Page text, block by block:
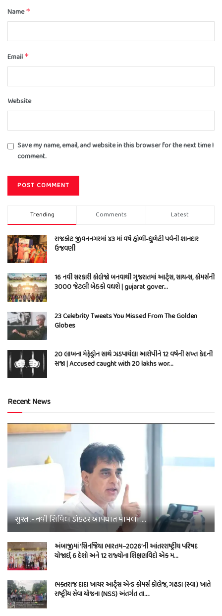
Name*
Email *
Website
Save my name, email, and website in this browser for the next time I
comment.
Trending Comments Latest
રાજકોટ જીવનનગરમાં ૪૩ માં વર્ષે હોળી-ધુળેટી પર્વની શાનદાર
ઉજવણી
16 નવી સરકારી કોલેજો બનવાથી ગુજરાતમાં આર્ટ્સ, સાયન્સ, કોમર્સની
3000 જેટલી બેઠકો વધશે | gujarat gover…
23 Celebrity Tweets You Missed From The Golden
Globes
20 લાખના મેફેડ્રોન સાથે ઝડપાયેલા આરોપીને 12 વર્ષની સખ્ત કેદની
સજા | Accused caught with 20 lakhs wor…
Recent News
સુરત :- નવી સિવિલ ડોક્ટર આપઘાત મામલો ….
અંબાજીમાં ‘સિનર્જિયા ભારતમ–2026’ની આંતરરાષ્ટ્રીય પરિષદ
યોજાઈ, 6 દેશો અને 12 રાજ્યોના શિક્ષણવિદો એક મ…
ભક્તરાજ દાદા ખાચર આર્ટ્સ એન્ડ કોમર્સ કોલેજ, ગઢડા (સ્વા.) ખાતે
રાષ્ટ્રીય સેવા યોજના (NSS) અંતર્ગત તા….